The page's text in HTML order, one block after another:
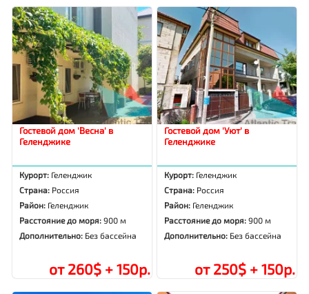
Гостевой дом 'Весна' в
Геленджике
Курорт: Геленджик
Страна: Россия
Район: Геленджик
Расстояние до моря:900 м
Дополнительно: Без бассейна
от 260$ + 150р.
Гостевой дом 'Уют' в
Геленджике
Курорт: Геленджик
Страна: Россия
Район: Геленджик
Расстояние до моря:900 м
Дополнительно: Без бассейна
от 250$ + 150р.